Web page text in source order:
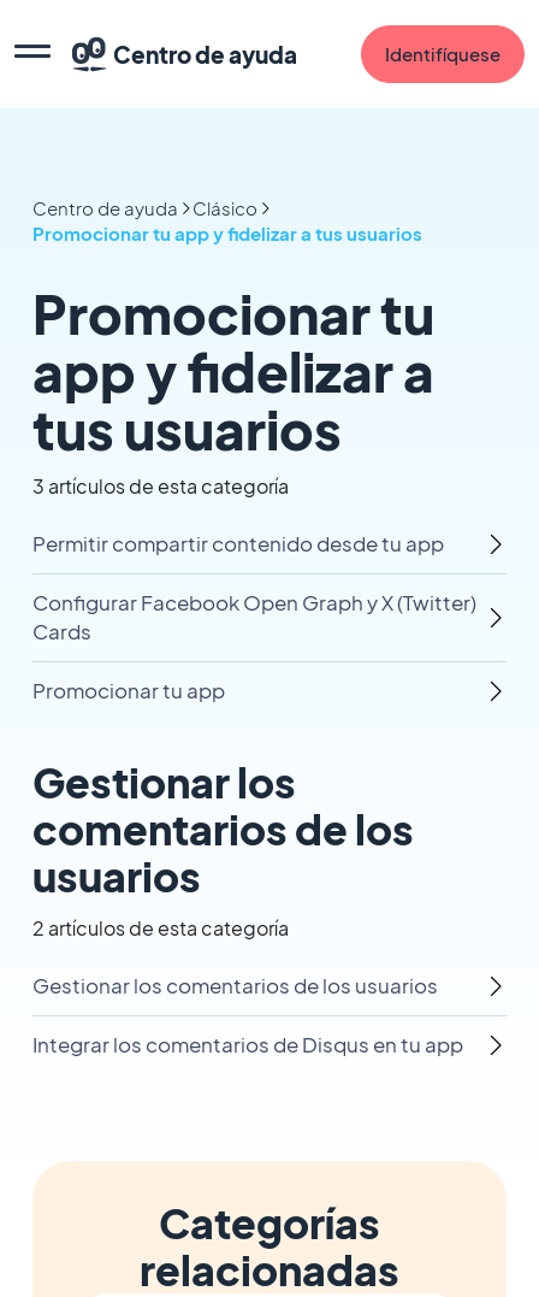
Centro de ayuda Identifíquese
Centro de ayuda
Clásico
Promocionar tu app y fidelizar a tus usuarios
Promocionar tu
app y fidelizar a
tus usuarios
3 artículos de esta categoría
Permitir compartir contenido desde tu app
Configurar Facebook Open Graph y X (Twitter)
Cards
Promocionar tu app
Gestionar los
comentarios de los
usuarios
2 artículos de esta categoría
Gestionar los comentarios de los usuarios
Integrar los comentarios de Disqus en tu app
Categorías
relacionadas